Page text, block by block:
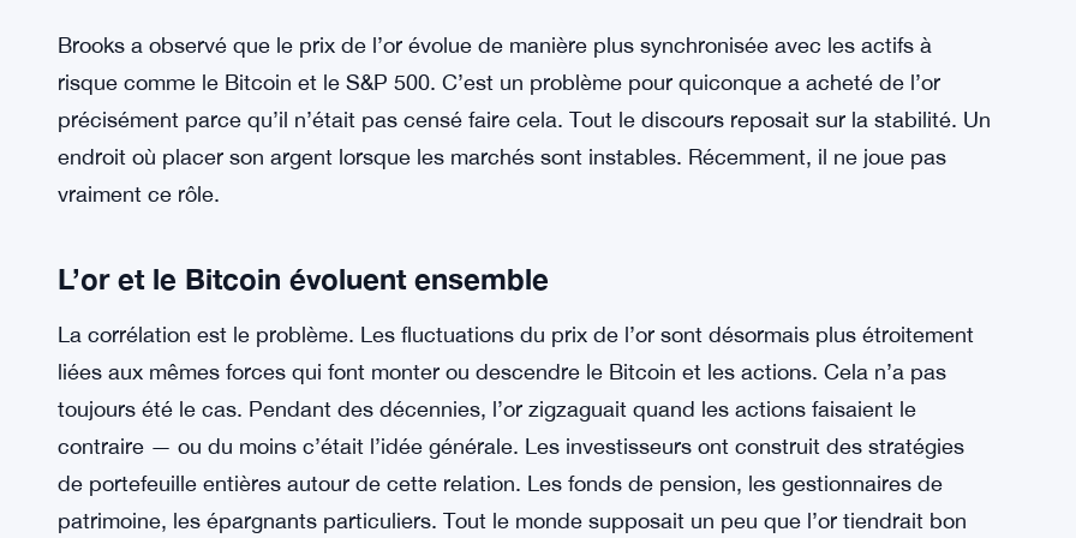
Brooks a observé que le prix de l’or évolue de manière plus synchronisée avec les actifs à
risque comme le Bitcoin et le S&P 500. C’est un problème pour quiconque a acheté de l’or
précisément parce qu’il n’était pas censé faire cela. Tout le discours reposait sur la stabilité. Un
endroit où placer son argent lorsque les marchés sont instables. Récemment, il ne joue pas
vraiment ce rôle.
L’or et le Bitcoin évoluent ensemble
La corrélation est le problème. Les fluctuations du prix de l’or sont désormais plus étroitement
liées aux mêmes forces qui font monter ou descendre le Bitcoin et les actions. Cela n’a pas
toujours été le cas. Pendant des décennies, l’or zigzaguait quand les actions faisaient le
contraire — ou du moins c’était l’idée générale. Les investisseurs ont construit des stratégies
de portefeuille entières autour de cette relation. Les fonds de pension, les gestionnaires de
patrimoine, les épargnants particuliers. Tout le monde supposait un peu que l’or tiendrait bon